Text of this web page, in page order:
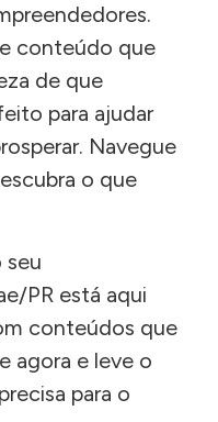
conteúdo que
de que
para ajudar
Navegue
o que
seu
PR está aqui
conteúdos que
agora e leve o
para o